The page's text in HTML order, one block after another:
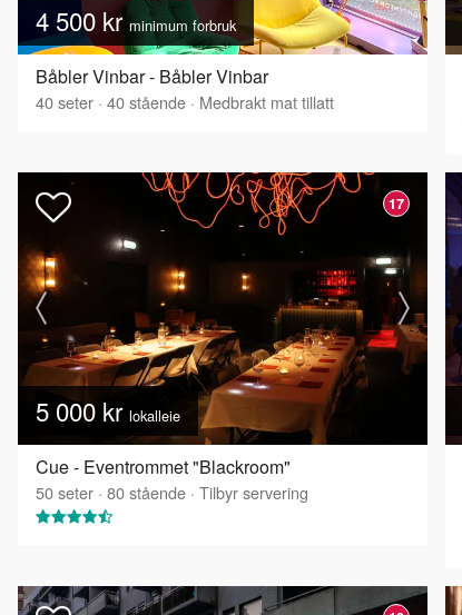
4 500 krminimum forbruk
Båbler Vinbar - Båbler Vinbar
40seter · 40stående · Medbrakt mat tillatt
17
5 000 kr lokalleie
Cue - Eventrommet "Blackroom"
50seter · 80stående · Tilbyr servering